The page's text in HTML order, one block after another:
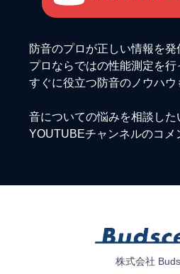
防音のプロが正しい情報を発
プロならではの性能測定を
すぐに役立つ防音のノウハウ
音についての悩みを相談した
YOUTUBEチャンネルのコメ
株式会社